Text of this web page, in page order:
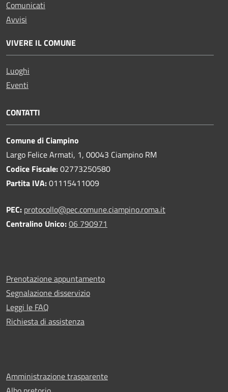
Comunicati
Avvisi
VIVERE IL COMUNE
Luoghi
Eventi
CONTATTI
Comune di Ciampino
Largo Felice Armati, 1, 00043 Ciampino RM
Codice Fiscale:02773250580
Partita IVA:01115411009
PEC: protocollo@pec.comune.ciampino.roma.it
Centralino Unico:06 790971
Prenotazione appuntamento
Segnalazione disservizio
Leggi le FAQ
Richiesta di assistenza
Amministrazione trasparente